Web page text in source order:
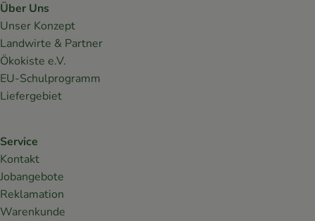
Über Uns
Unser Konzept
Landwirte & Partner
Ökokiste e.V.
EU-Schulprogramm
Liefergebiet
Service
Kontakt
Jobangebote
Reklamation
Warenkunde